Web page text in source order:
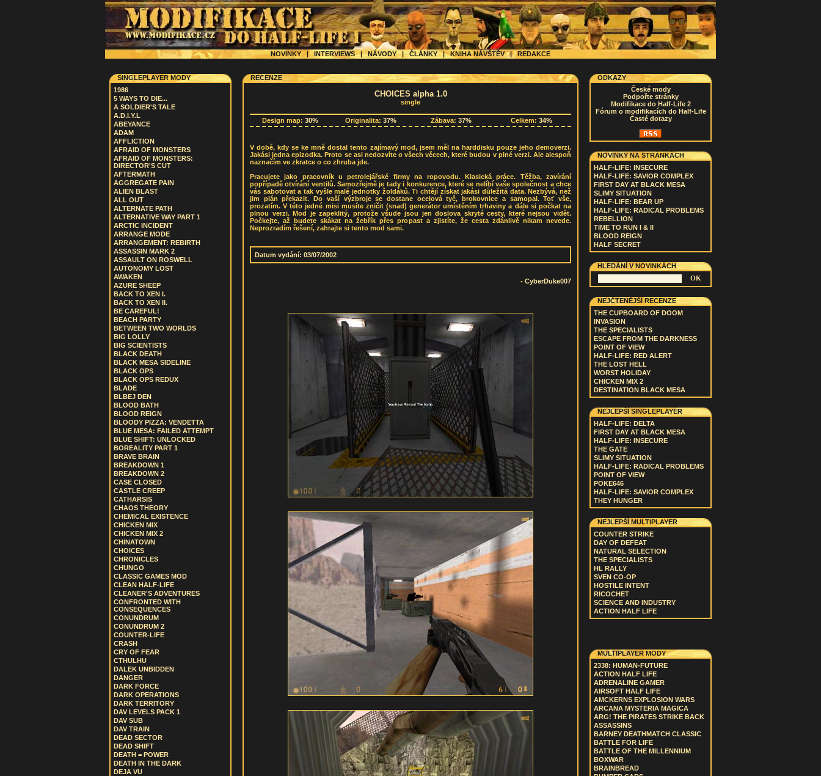
NOVINKY | INTERVIEWS|NÁVODY|ČLÁNKY|KNIHA NÁVŠTĚV|REDAKCE
SINGLEPLAYER MODY
1986
5 WAYS TO DIE...
A SOLDIER'S TALE
A.D.I.Y.L
ABEYANCE
ADAM
AFFLICTION
AFRAID OF MONSTERS
AFRAID OF MONSTERS:
DIRECTOR'S CUT
AFTERMATH
AGGREGATE PAIN
ALIEN BLAST
ALL OUT
ALTERNATE PATH
ALTERNATIVE WAY PART 1
ARCTIC INCIDENT
ARRANGE MODE
ARRANGEMENT: REBIRTH
ASSASSIN MARK 2
ASSAULT ON ROSWELL
AUTONOMY LOST
AWAKEN
AZURE SHEEP
BACK TO XEN I.
BACK TO XEN II.
BE CAREFUL!
BEACH PARTY
BETWEEN TWO WORLDS
BIG LOLLY
BIG SCIENTISTS
BLACK DEATH
BLACK MESA SIDELINE
BLACK OPS
BLACK OPS REDUX
BLADE
BLBEJ DEN
BLOOD BATH
BLOOD REIGN
BLOODY PIZZA: VENDETTA
BLUE MESA: FAILED ATTEMPT
BLUE SHIFT: UNLOCKED
BOREALITY PART 1
BRAVE BRAIN
BREAKDOWN 1
BREAKDOWN 2
CASE CLOSED
CASTLE CREEP
CATHARSIS
CHAOS THEORY
CHEMICAL EXISTENCE
CHICKEN MIX
CHICKEN MIX 2
CHINATOWN
CHOICES
CHRONICLES
CHUNGO
CLASSIC GAMES MOD
CLEAN HALF-LIFE
CLEANER'S ADVENTURES
CONFRONTED WITH
CONSEQUENCES
CONUNDRUM
CONUNDRUM 2
COUNTER-LIFE
CRASH
CRY OF FEAR
CTHULHU
DALEK UNBIDDEN
DANGER
DARK FORCE
DARK OPERATIONS
DARK TERRITORY
DAV LEVELS PACK 1
DAV SUB
DAV TRAIN
DEAD SECTOR
DEAD SHIFT
DEATH = POWER
DEATH IN THE DARK
DEJA VU
RECENZE
CHOICES alpha 1.0
single
Design map: 30% Originalita: 37% Zábava: 37% Celkem: 34%
V době, kdy se ke mně dostal tento zajímavý mod, jsem měl na harddisku pouze jeho demoverzi.
Jakási jedna epizodka. Proto se asi nedozvíte o všech věcech, které budou v plné verzi. Ale alespoň
naznačím ve zkratce o co zhruba jde.
Pracujete jako pracovník u petrolejářské firmy na ropovodu. Klasická práce. Těžba, zavírání
popřípadě otvírání ventilů. Samozřejmě je tady i konkurence, které se nelíbí vaše společnost a chce
vás sabotovat a tak vyšle malé jednotky žoldáků. Ti chtějí získat jakási důležitá data. Nezbývá, než
jim plán překazit. Do vaší výzbroje se dostane ocelová tyč, brokovnice a samopal. Toť vše,
prozatím. V této jedné misi musíte zničit (snad) generátor umístěním trhaviny a dále si počkat na
plnou verzi. Mod je zapeklitý, protože všude jsou jen doslova skryté cesty, které nejsou vidět.
Počkejte, až budete skákat na žebřík přes propast a zjistíte, že cesta zdánlivě nikam nevede.
Neprozradím řešení, zahrajte si tento mod sami.
Datum vydání: 03/07/2002
- CyberDuke007
ODKAZY
České mody
Podpořte stránky
Modifikace do Half-Life 2
Fórum o modifikacích do Half-Life
Časté dotazy
NOVINKY NA STRÁNKÁCH
HALF-LIFE: INSECURE
HALF-LIFE: SAVIOR COMPLEX
FIRST DAY AT BLACK MESA
SLIMY SITUATION
HALF-LIFE: BEAR UP
HALF-LIFE: RADICAL PROBLEMS
REBELLION
TIME TO RUN I & II
BLOOD REIGN
HALF SECRET
HLEDÁNÍ V NOVINKÁCH
NEJČTENĚJŠÍ RECENZE
THE CUPBOARD OF DOOM
INVASION
THE SPECIALISTS
ESCAPE FROM THE DARKNESS
POINT OF VIEW
HALF-LIFE: RED ALERT
THE LOST HELL
WORST HOLIDAY
CHICKEN MIX 2
DESTINATION BLACK MESA
NEJLEPŠÍ SINGLEPLAYER
HALF-LIFE: DELTA
FIRST DAY AT BLACK MESA
HALF-LIFE: INSECURE
THE GATE
SLIMY SITUATION
HALF-LIFE: RADICAL PROBLEMS
POINT OF VIEW
POKE646
HALF-LIFE: SAVIOR COMPLEX
THEY HUNGER
NEJLEPŠÍ MULTIPLAYER
COUNTER STRIKE
DAY OF DEFEAT
NATURAL SELECTION
THE SPECIALISTS
HL RALLY
SVEN CO-OP
HOSTILE INTENT
RICOCHET
SCIENCE AND INDUSTRY
ACTION HALF LIFE
MULTIPLAYER MODY
2338: HUMAN-FUTURE
ACTION HALF LIFE
ADRENALINE GAMER
AIRSOFT HALF LIFE
AMCKERNS EXPLOSION WARS
ARCANA MYSTERIA MAGICA
ARG! THE PIRATES STRIKE BACK
ASSASSINS
BARNEY DEATHMATCH CLASSIC
BATTLE FOR LIFE
BATTLE OF THE MILLENNIUM
BOXWAR
BRAINBREAD